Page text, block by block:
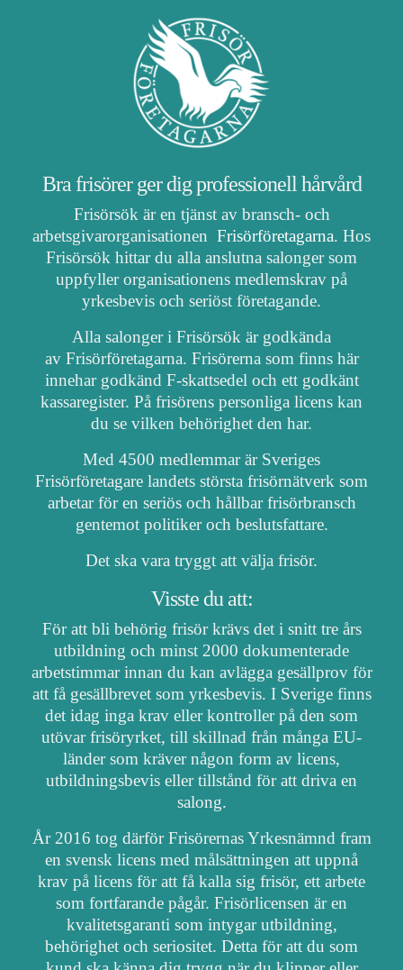
Bra frisörer ger dig professionell hårvård
Frisörsök är en tjänst av bransch- och
arbetsgivarorganisationen Frisörföretagarna. Hos
Frisörsök hittar du alla anslutna salonger som
uppfyller organisationens medlemskrav på
yrkesbevis och seriöst företagande.
Alla salonger i Frisörsök är godkända
av Frisörföretagarna. Frisörerna som finns här
innehar godkänd F-skattsedel och ett godkänt
kassaregister. På frisörens personliga licens kan
du se vilken behörighet den har.
Med 4500 medlemmar är Sveriges
Frisörföretagare landets största frisörnätverk som
arbetar för en seriös och hållbar frisörbransch
gentemot politiker och beslutsfattare.
Det ska vara tryggt att välja frisör.
Visste du att:
För att bli behörig frisör krävs det i snitt tre års
utbildning och minst 2000 dokumenterade
arbetstimmar innan du kan avlägga gesällprov för
att få gesällbrevet som yrkesbevis. I Sverige finns
det idag inga krav eller kontroller på den som
utövar frisöryrket, till skillnad från många EU-
länder som kräver någon form av licens,
utbildningsbevis eller tillstånd för att driva en
salong.
År 2016 tog därför Frisörernas Yrkesnämnd fram
en svensk licens med målsättningen att uppnå
krav på licens för att få kalla sig frisör, ett arbete
som fortfarande pågår. Frisörlicensen är en
kvalitetsgaranti som intygar utbildning,
behörighet och seriositet. Detta för att du som